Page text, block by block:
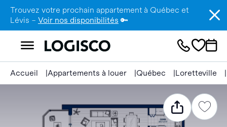
Trouvez votre prochain appartement à Québec et
Lévis – Voir nos disponibilités 🔑
Accueil Appartements à louer Québec Loretteville